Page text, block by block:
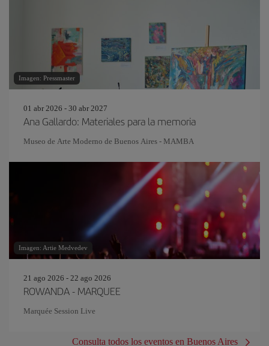
Imagen: Pressmaster
01 abr 2026 - 30 abr 2027
Ana Gallardo: Materiales para la memoria
Museo de Arte Moderno de Buenos Aires - MAMBA
Imagen: Artie Medvedev
21 ago 2026 - 22 ago 2026
ROWANDA - MARQUEE
Marquée Session Live
Consulta todos los eventos en Buenos Aires